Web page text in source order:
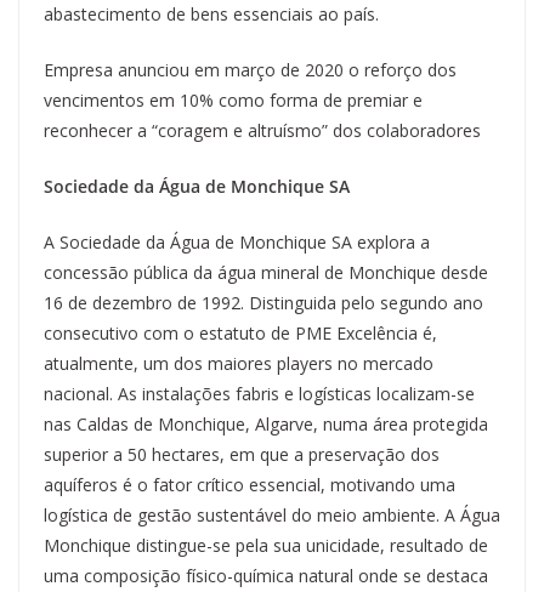
abastecimento de bens essenciais ao país.
Empresa anunciou em março de 2020 o reforço dos
vencimentos em 10% como forma de premiar e
reconhecer a “coragem e altruísmo” dos colaboradores
Sociedade da Água de Monchique SA
A Sociedade da Água de Monchique SA explora a
concessão pública da água mineral de Monchique desde
16 de dezembro de 1992. Distinguida pelo segundo ano
consecutivo com o estatuto de PME Excelência é,
atualmente, um dos maiores players no mercado
nacional. As instalações fabris e logísticas localizam-se
nas Caldas de Monchique, Algarve, numa área protegida
superior a 50 hectares, em que a preservação dos
aquíferos é o fator crítico essencial, motivando uma
logística de gestão sustentável do meio ambiente. A Água
Monchique distingue-se pela sua unicidade, resultado de
uma composição físico-química natural onde se destaca